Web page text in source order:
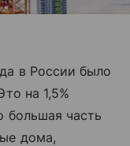
в России было
на 1,5%
большая часть
дома,